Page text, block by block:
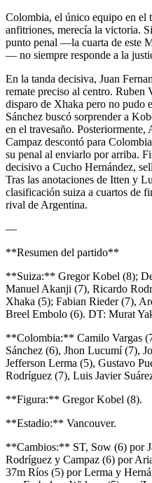
Colombia, el único equipo en el
anfitriones, merecía la victoria.
punto penal —la cuarta de este
— no siempre responde a la
En la tanda decisiva, Juan
remate preciso al centro. Ruben
disparo de Xhaka pero no pudo
Sánchez buscó sorprender a
en el travesaño.
Campaz descontó para
su penal al enviarlo por arriba.
decisivo a Cucho Hernández,
Tras las anotaciones de Itten y
clasificación suiza a cuartos de
rival de Argentina.
—
**Resumen del partido**
**Suiza:** Gregor Kobel (8);
Manuel Akanji (7), Ricardo
Xhaka (5); Fabian Rieder (7),
Breel Embolo (6). DT: Murat
**Colombia:** Camilo Vargas
Sánchez (6), Jhon Lucumí (7),
Jefferson Lerma (5), Gustavo
Rodríguez (7), Luis Javier
**Figura:** Gregor Kobel (8).
**Estadio:** Vancouver.
**Cambios:** ST, Sow (6) por
Rodríguez y Campaz (6) por
37m Ríos (5) por Lerma y